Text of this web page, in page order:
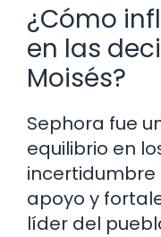
¿Cómo
en las
Moisés?
Sephora fue
equilibrio en
incertidumbre
apoyo y
líder del